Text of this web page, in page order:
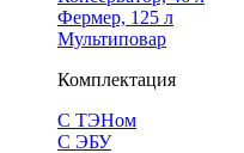
Фермер, 125 л
Мультиповар
Комплектация
С ТЭНом
С ЭБУ